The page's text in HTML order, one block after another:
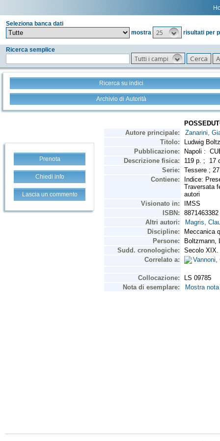
Seleziona banca dati
mostra
25 risultati per
Ricerca semplice
Tutti i campi
Ricerca su indici
Archivio di Autorità
Prenota
Chiedi info
Lascia un commento